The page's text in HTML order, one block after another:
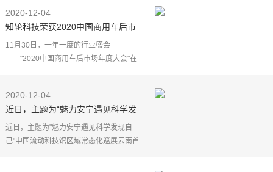
以"拥抱数字
2020-12-04
知轮科技荣获2020中国商用车后市
场总评榜“创新服务平台”称号
11月30日，一年一度的行业盛会
——"2020中国商用车后市场年度大会"在
化服务领域的专业成就，知
2020-12-04
近日，主题为“魅力安宁遇见科学发
现自己”中国流动科技馆区域常态化
巡展云南首站在安宁启动。 通
近日，主题为"魅力安宁遇见科学发现自
己"中国流动科技馆区域常态化巡展云南首